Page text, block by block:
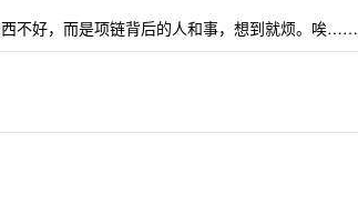
不好，而是项链背后的人和事，想到就烦。唉……